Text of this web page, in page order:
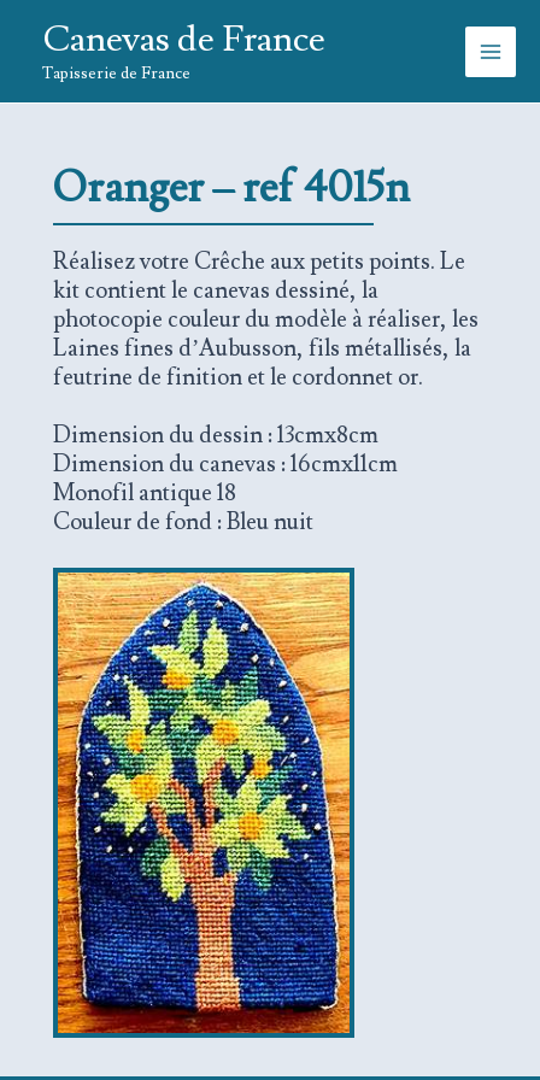
contenu
Canevas de France
Tapisserie de France
Oranger – ref 4015n
Réalisez votre Crêche aux petits points. Le
kit contient le canevas dessiné, la
photocopie couleur du modèle à réaliser, les
Laines fines d’Aubusson, fils métallisés, la
feutrine de finition et le cordonnet or.
Dimension du dessin : 13cmx8cm
Dimension du canevas : 16cmx11cm
Monofil antique 18
Couleur de fond : Bleu nuit